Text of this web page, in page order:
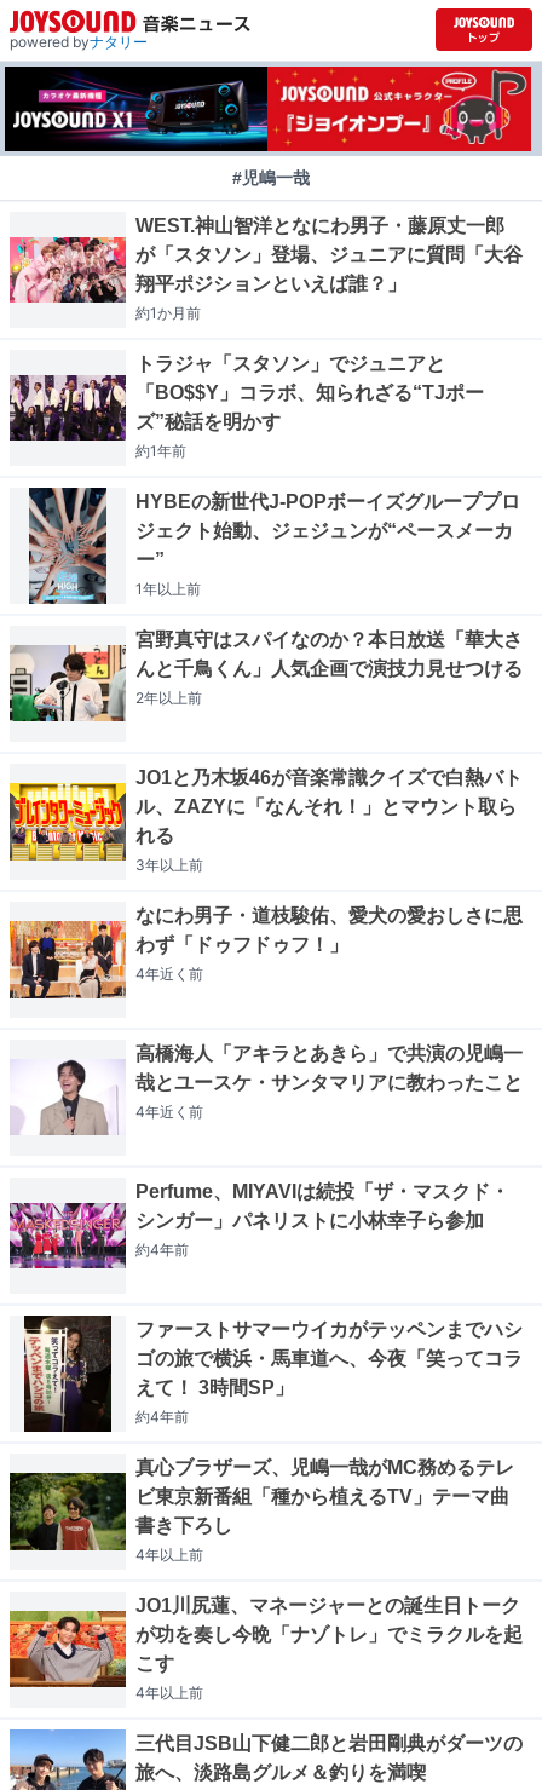
powered byナタリー
#児嶋一哉
WEST.神山智洋となにわ男子・藤原丈一郎
が「スタソン」登場、ジュニアに質問「大谷
翔平ポジションといえば誰？」
約1か月前
トラジャ「スタソン」でジュニアと
「BO$$Y」コラボ、知られざる“TJポー
ズ”秘話を明かす
約1年前
HYBEの新世代J-POPボーイズグループプロ
ジェクト始動、ジェジュンが“ペースメーカ
ー”
1年以上前
宮野真守はスパイなのか？本日放送「華大さ
んと千鳥くん」人気企画で演技力見せつける
2年以上前
JO1と乃木坂46が音楽常識クイズで白熱バト
ル、ZAZYに「なんそれ！」とマウント取ら
れる
3年以上前
なにわ男子・道枝駿佑、愛犬の愛おしさに思
わず「ドゥフドゥフ！」
4年近く 前
高橋海人「アキラとあきら」で共演の児嶋一
哉とユースケ・サンタマリアに教わったこと
4年近く 前
Perfume、MIYAVIは続投「ザ・マスクド・
シンガー」パネリストに小林幸子ら参加
約4年前
ファーストサマーウイカがテッペンまでハシ
ゴの旅で横浜・馬車道へ、今夜「笑ってコラ
えて！ 3時間SP」
約4年前
真心ブラザーズ、児嶋一哉がMC務めるテレ
ビ東京新番組「種から植えるTV」テーマ曲
書き下ろし
4年以上前
JO1川尻蓮、マネージャーとの誕生日トーク
が功を奏し今晩「ナゾトレ」でミラクルを起
こす
4年以上前
三代目JSB山下健二郎と岩田剛典がダーツの
旅へ、淡路島グルメ＆釣りを満喫